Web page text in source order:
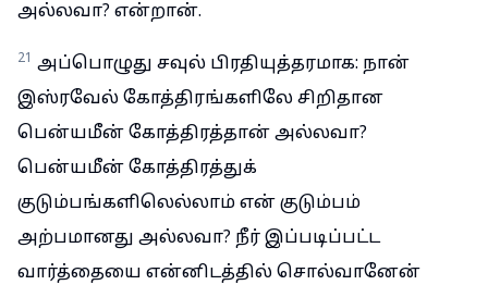
அல்லவா? என்றான்.
21 அப்பொழுது சவுல் பிரதியுத்தரமாக: நான்
இஸ்ரவேல் கோத்திரங்களிலே சிறிதான
பென்யமீன் கோத்திரத்தான் அல்லவா?
பென்யமீன் கோத்திரத்துக்
குடும்பங்களிலெல்லாம் என் குடும்பம்
அற்பமானது அல்லவா? நீர் இப்படிப்பட்ட
வார்த்தையை என்னிடத்தில் சொல்வானேன்